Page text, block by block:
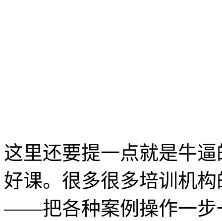
这里还要提一点就是牛
好课。很多很多培训机
——把各种案例操作一步